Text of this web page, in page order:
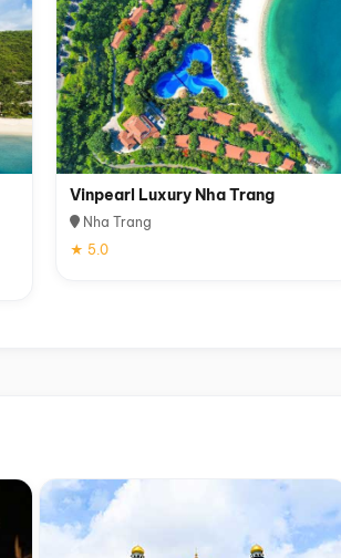
Vinpearl Luxury Nha Trang
Nha Trang
★ 5.0